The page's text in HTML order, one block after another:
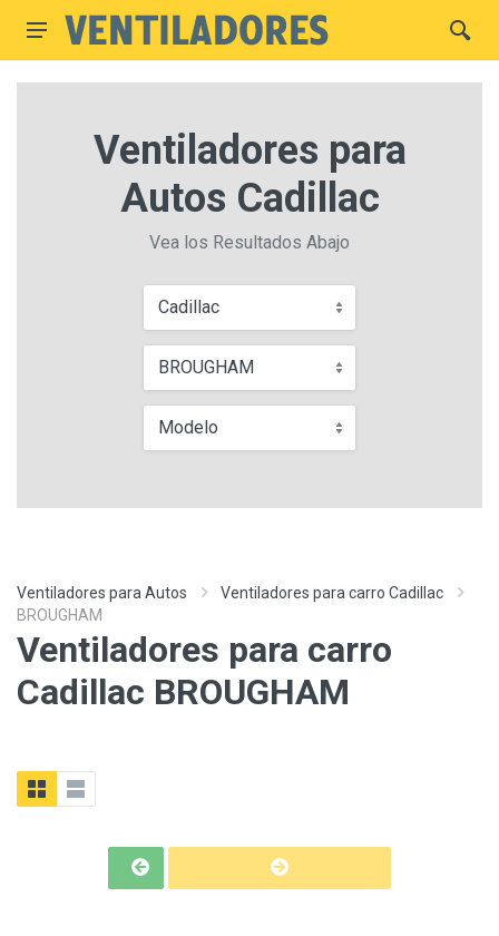
Ventiladores para
Autos Cadillac
Vea los Resultados Abajo
Cadillac
BROUGHAM
Modelo
Ventiladores para Autos
Ventiladores para carro Cadillac
BROUGHAM
Ventiladores para carro
Cadillac BROUGHAM